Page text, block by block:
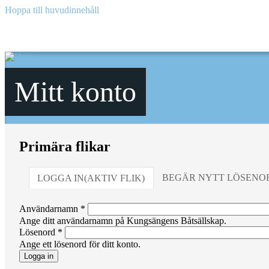
Hoppa till huvudinnehåll
Mitt konto
Primära flikar
LOGGA IN(AKTIV FLIK) BEGÄR NYTT
Användarnamn *
Ange ditt användarnamn på Kungsängens Båtsällskap.
Lösenord *
Ange ett lösenord för ditt konto.